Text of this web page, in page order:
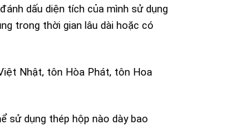
dấu diện tích của mình sử dụng
trong thời gian lâu dài hoặc có
Nhật, tôn Hòa Phát, tôn Hoa
sử dụng thép hộp nào dày bao